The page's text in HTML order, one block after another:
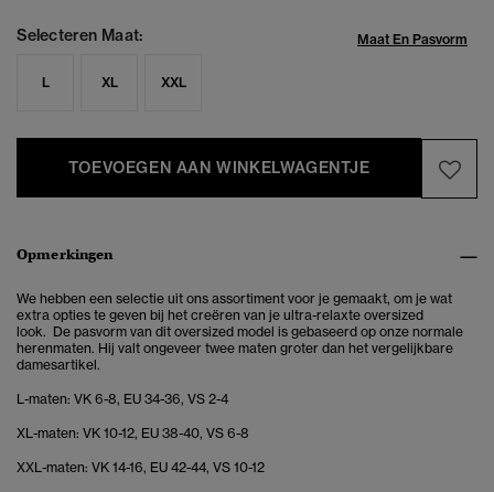
Selecteren Maat: Maat En Pasvorm
L XL XXL
TOEVOEGEN AAN WINKELWAGENTJE
Opmerkingen
We hebben een selectie uit ons assortiment voor je gemaakt, om je wat
extra opties te geven bij het creëren van je ultra-relaxte oversized
look. De pasvorm van dit oversized model is gebaseerd op onze normale
herenmaten. Hij valt ongeveer twee maten groter dan het vergelijkbare
damesartikel.
L-maten: VK 6-8, EU 34-36, VS 2-4
XL-maten: VK 10-12, EU 38-40, VS 6-8
XXL-maten: VK 14-16, EU 42-44, VS 10-12